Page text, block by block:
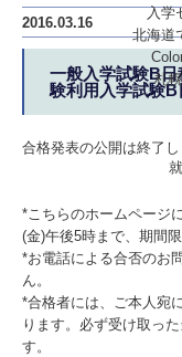
入学
北海道
札
2016.03.16
一般入学試験B
験利用入学試験
合格発表の公開は終了
*こちらのホームページ
(金)午後5時まで、期間
*お電話による合否のお
ん。
*合格者には、ご本人宛
ります。必ず受け取っ
す。